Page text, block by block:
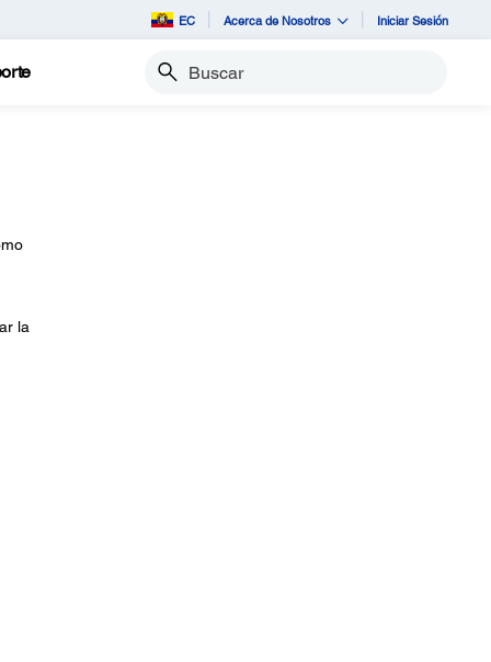
EC Acerca de Nosotros Iniciar Sesión
Buscar
la